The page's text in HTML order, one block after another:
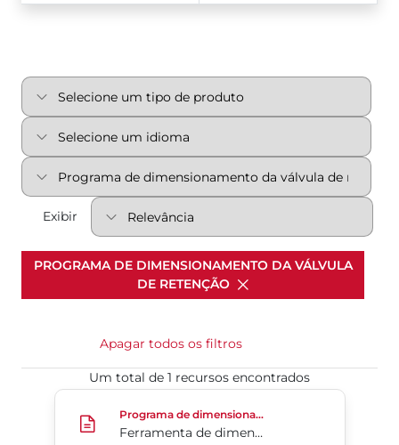
Exibir
PROGRAMA DE DIMENSIONAMENTO DA VÁLVULA
DE RETENÇÃO
Apagar todos os filtros
Um total de 1 recursos encontrados
Ferramenta de dimensionamento de válvula de
Programa de dimensionamento da válvula de retenção
Ferramenta de dimensionamento de válvula de retenção CheckSize